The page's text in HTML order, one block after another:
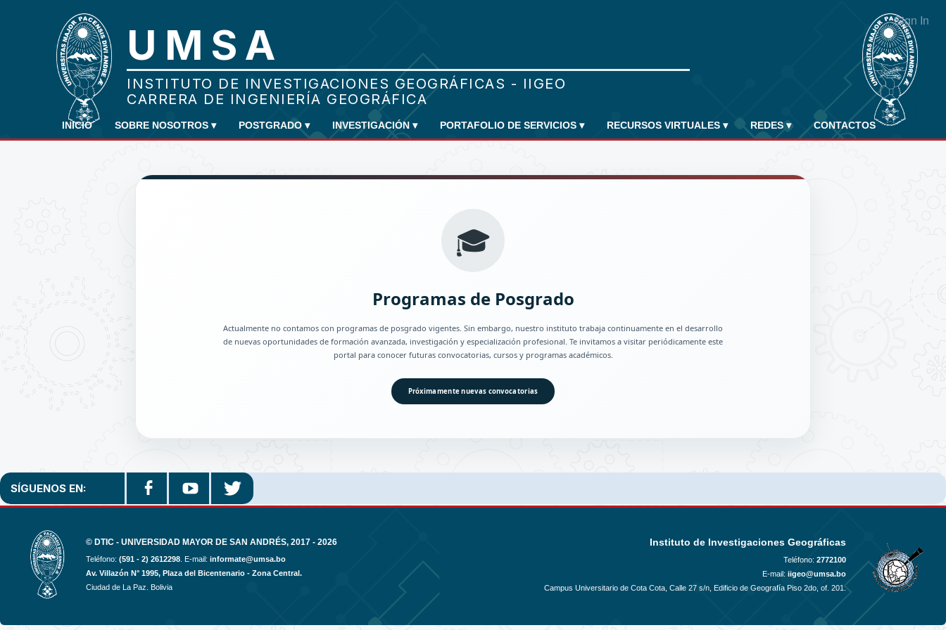
Sign In
INICIO SOBRE NOSOTROS ▾ POSTGRADO ▾ INVESTIGACIÓN ▾ PORTAFOLIO DE SERVICIOS ▾ RECURSOS VIRTUALES ▾ REDES ▾ CONTACTOS
🎓
Programas de Posgrado
Actualmente no contamos con programas de posgrado vigentes. Sin embargo, nuestro instituto trabaja continuamente en el desarrollo
de nuevas oportunidades de formación avanzada, investigación y especialización profesional. Te invitamos a visitar periódicamente este
portal para conocer futuras convocatorias, cursos y programas académicos.
Próximamente nuevas convocatorias
SÍGUENOS EN:
© DTIC - UNIVERSIDAD MAYOR DE SAN ANDRÉS, 2017 - 2026
Teléfono: (591 - 2) 2612298 . E-mail: informate@umsa.bo
Av. Villazón N° 1995, Plaza del Bicentenario - Zona Central.
Ciudad de La Paz. Bolivia
Instituto de Investigaciones Geográficas
Teléfono: 2772100
E-mail: iigeo@umsa.bo
Campus Universitario de Cota Cota, Calle 27 s/n, Edificio de Geografía Piso 2do, of. 201.